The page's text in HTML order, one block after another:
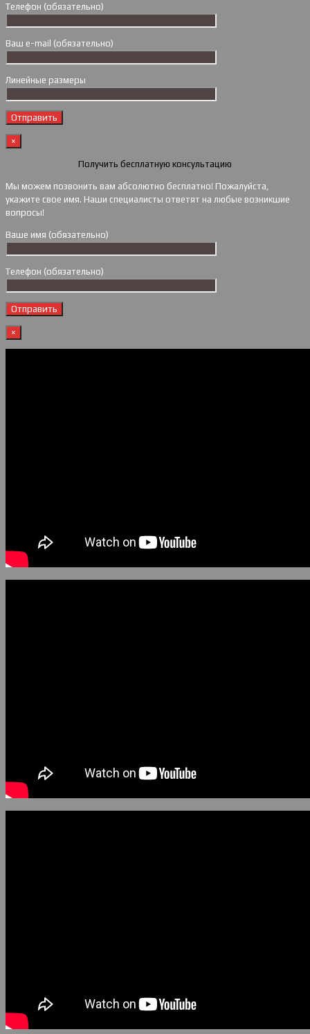
Телефон (обязательно)
Ваш e-mail (обязательно)
Линейные размеры
×
Получить бесплатную консультацию
Мы можем позвонить вам абсолютно бесплатно! Пожалуйста,
укажите свое имя. Наши специалисты ответят на любые возникшие
вопросы!
Ваше имя (обязательно)
Телефон (обязательно)
×